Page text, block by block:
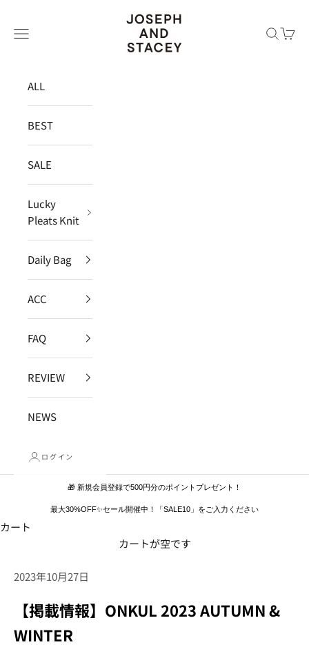
JOSEPH AND STACEY JAPAN
メニュー
検索カー
ALL
BEST
SALE
Lucky
Pleats Knit
Daily Bag
ACC
FAQ
REVIEW
NEWS
ログイン
🎁 新規会員登録で500円分のポイントプレゼント！
最大30%OFF✨セール開催中！「SALE10」をご入力ください
カート
カートが空です
2023年10月27日
【掲載情報】ONKUL 2023 AUTUMN &
WINTER